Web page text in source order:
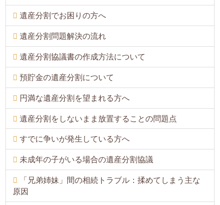
遺産分割でお困りの方へ
遺産分割問題解決の流れ
遺産分割協議書の作成方法について
預貯金の遺産分割について
円満な遺産分割を望まれる方へ
遺産分割をしないまま放置することの問題点
すでに争いが発生している方へ
未成年の子がいる場合の遺産分割協議
「兄弟姉妹」間の相続トラブル：揉めてしまう主な
原因